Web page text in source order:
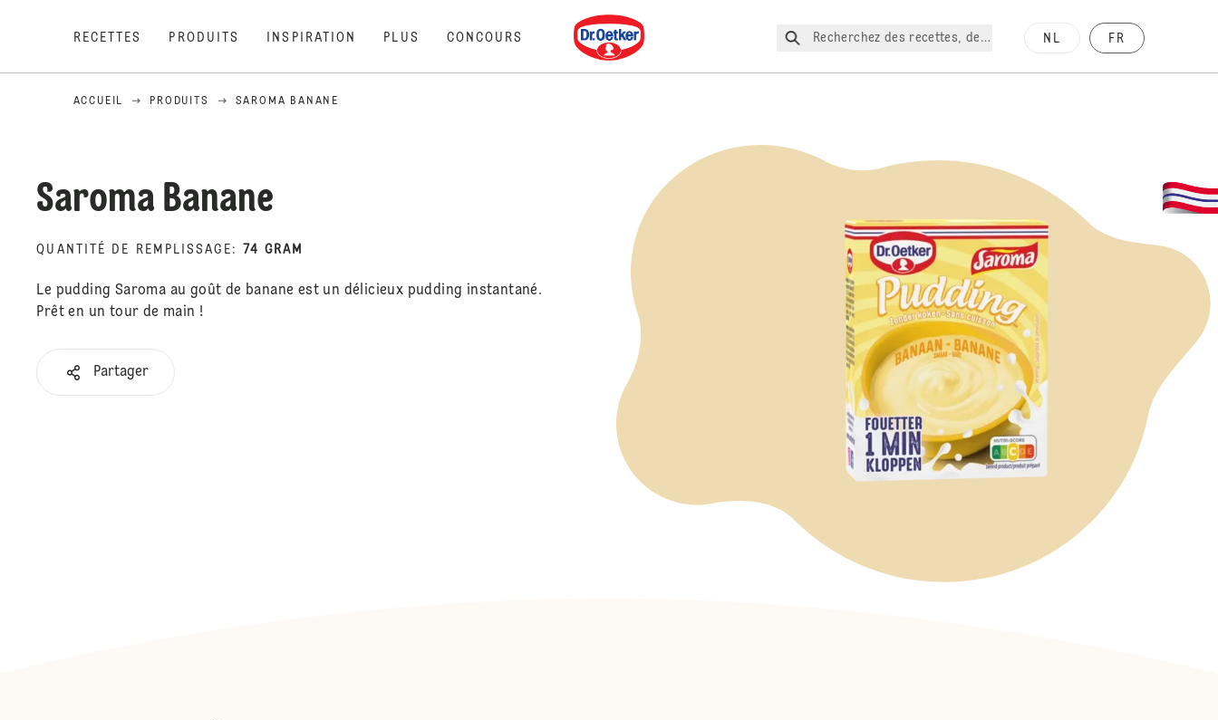
RECETTES PRODUITS INSPIRATION PLUS CONCOURS
Dr. Oetker
Recherchez des recettes, des produits, etc.
NL FR
ACCUEIL PRODUITS SAROMA BANANE
Saroma Banane
QUANTITÉ DE REMPLISSAGE : 74 GRAM
Le pudding Saroma au goût de banane est un délicieux pudding instantané.
Prêt en un tour de main !
Partager